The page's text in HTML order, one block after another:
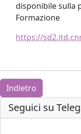
disponibile sulla
Formazione
https://
Indietro
Blocchi
Salta Seguici su
Seguici su